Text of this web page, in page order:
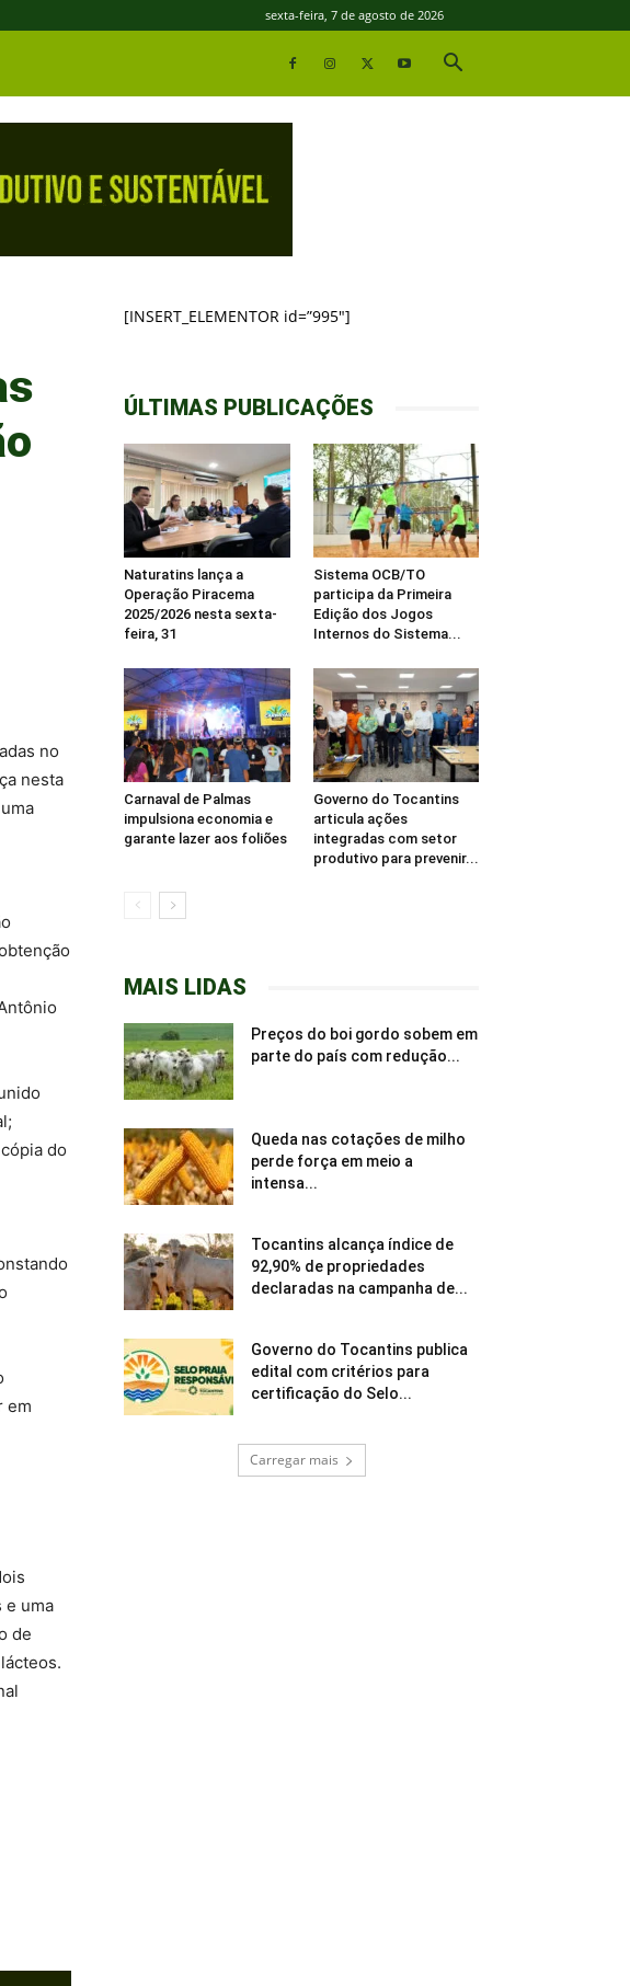
sexta-feira, 7 de agosto de 2026
no
nesta
do
em
e uma
de
[INSERT_ELEMENTOR id=”995″]
ÚLTIMAS PUBLICAÇÕES
Naturatins lança a
Operação Piracema
2025/2026 nesta sexta-
feira, 31
Sistema OCB/TO
participa da Primeira
Edição dos Jogos
Internos do Sistema...
Carnaval de Palmas
impulsiona economia e
garante lazer aos foliões
Governo do Tocantins
articula ações
integradas com setor
produtivo para prevenir...
MAIS LIDAS
Preços do boi gordo sobem em
parte do país com redução...
Queda nas cotações de milho
perde força em meio a
intensa...
Tocantins alcança índice de
92,90% de propriedades
declaradas na campanha de...
Governo do Tocantins publica
edital com critérios para
certificação do Selo...
Carregar mais